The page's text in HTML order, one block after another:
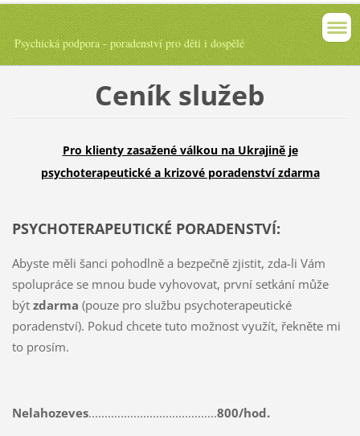
Psychická podpora - poradenství pro děti i dospělé
Ceník služeb
Pro klienty zasažené válkou na Ukrajině je
psychoterapeutické a krizové poradenství zdarma
PSYCHOTERAPEUTICKÉ PORADENSTVÍ:
Abyste měli šanci pohodlně a bezpečně zjistit, zda-li Vám
spolupráce se mnou bude vyhovovat, první setkání může
být zdarma (pouze pro službu psychoterapeutické
poradenství). Pokud chcete tuto možnost využít, řekněte mi
to prosím.
Nelahozeves........................................800/hod.